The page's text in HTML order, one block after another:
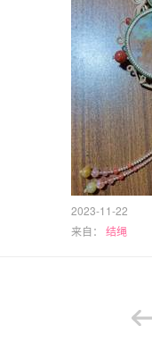
2023-11-22
来自： 结绳